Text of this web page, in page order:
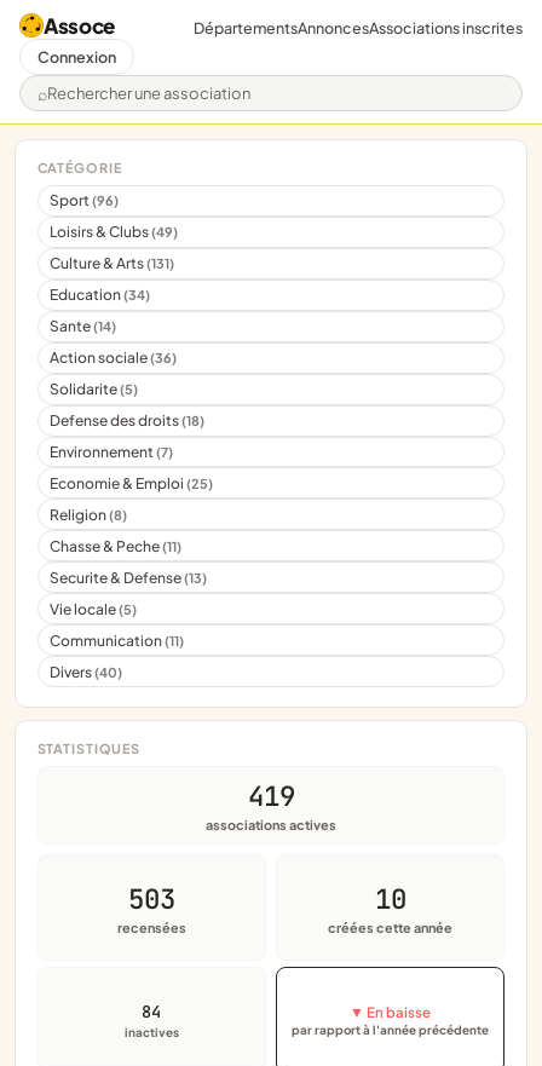
Assoce
Rechercher une association
DépartementsAnnoncesAssociations inscrites
Connexion
CATÉGORIE
Sport(96)
Loisirs & Clubs(49)
Culture & Arts(131)
Education(34)
Sante(14)
Action sociale(36)
Solidarite(5)
Defense des droits(18)
Environnement(7)
Economie & Emploi(25)
Religion(8)
Chasse & Peche(11)
Securite & Defense(13)
Vie locale(5)
Communication(11)
Divers(40)
STATISTIQUES
419
associations actives
503
recensées
10
créées cette année
84
inactives
▼ En baisse
par rapport à l'année précédente